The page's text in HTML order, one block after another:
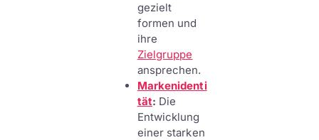
gezielt
formen und
ihre
Zielgruppe
ansprechen.
Markenidenti
tät: Die
Entwicklung
einer starken